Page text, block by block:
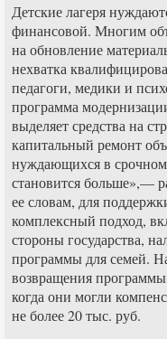
Детские лагеря
финансовой. Многим
на обновление
нехватка
педагоги, медики и
программа
выделяет средства на
капитальный ремонт
нуждающихся в
становится больше»,—
ее словам, для
комплексный подход,
стороны государства,
программы для семей.
возвращения программы
когда они могли
не более 20 тыс. руб.